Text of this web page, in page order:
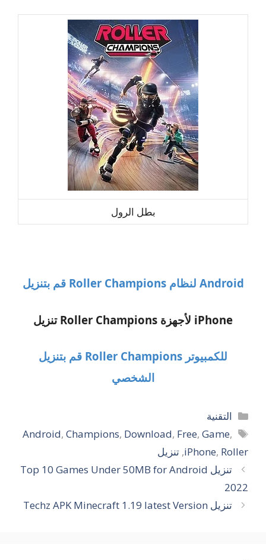
بطل الرول
قم بتنزيل Roller Champions لنظام Android
تنزيل Roller Champions لأجهزة iPhone
قم بتنزيل Roller Champions للكمبيوتر
الشخصي
التصنيفات
التقنية
الوسوم
Android, Champions, Download, Free, Game,
iPhone, Roller
, تنزيل
تنزيل Top 10 Games Under 50MB for Android
2022
تنزيل Techz APK Minecraft 1.19 latest Version